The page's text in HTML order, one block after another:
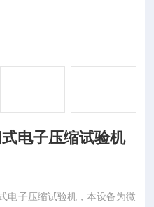
电子压缩试验机
电子压缩试验机，本设备为微